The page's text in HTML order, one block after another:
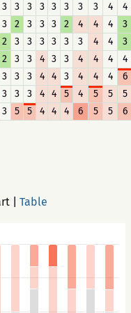
3 3 3 3 3 3 3 3 4
4
3 2 3 3 3 2 4 4 4
3
2 3 3 3 3 3 3 4 4
3
2 3 3 4 3 3 4 4 4
4
3 3 3 4 4 3 4 4 4
6
3 3 3 4 4 5 4 5 5
5
3 5 5 4 4 4 6 5 5 6
Table